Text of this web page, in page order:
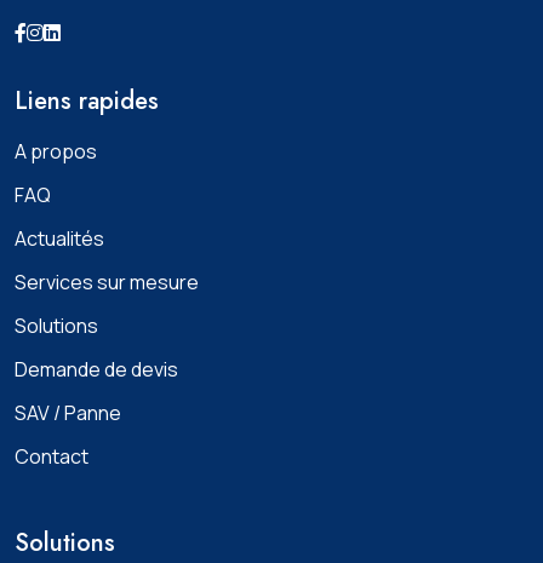
Liens rapides
A propos
FAQ
Actualités
Services sur mesure
Solutions
Demande de devis
SAV / Panne
Contact
Solutions